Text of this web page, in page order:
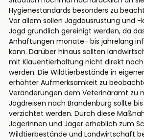
Hygienestandards besonders zu
Vor allem sollen Jagdausrüstung und
Jagd gründlich gereinigt werden, da
Anhaftungen monate- bis jahrelang
kann. Darüber hinaus sollten
mit Klauentierhaltung nicht direkt
werden. Die Wildtierbestände in
erhöhter Aufmerksamkeit zu
Veränderungen dem Veterinäramt zu
Jagdreisen nach Brandenburg sollte
verzichtet werden. Durch diese
Jägerinnen und Jäger erheblich zum
Wildtierbestände und Landwirtschaft